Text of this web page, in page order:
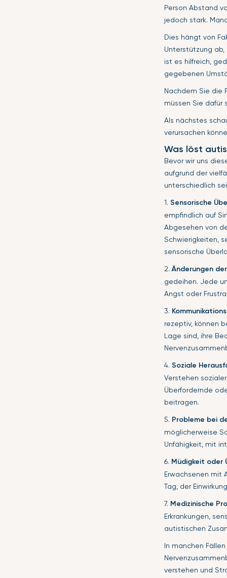
Person Abstand
jedoch stark.
Dies hängt von
Unterstützung
ist es hilfreich,
gegebenen
Nachdem Sie die
müssen Sie dafür
Als nächstes
verursachen
Was löst
Bevor wir uns
aufgrund der
unterschiedlich
1.Sensorische
empfindlich auf
Abgesehen von
Schwierigkeiten,
sensorische
2.Änderungen
gedeihen. Jede
Angst oder
3.
rezeptiv, können
Lage sind, ihre
4.Soziale
Verstehen
Überfordernde
beitragen.
5. Probleme bei
möglicherweise
Unfähigkeit, mit
6. Müdigkeit oder
Erwachsenen mit
Tag, der
7. Medizinische
Erkrankungen,
autistischen
In manchen
verstehen und